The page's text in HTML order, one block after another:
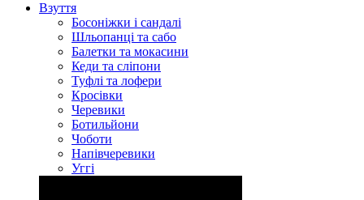
Взуття
Босоніжки і сандалі
Шльопанці та сабо
Балетки та мокасини
Кеди та сліпони
Туфлі та лофери
Кросівки
Черевики
Ботильйони
Чоботи
Напівчеревики
Уггі